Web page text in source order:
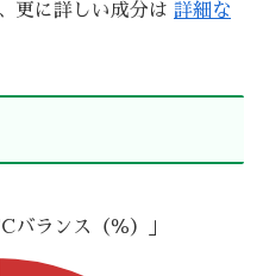
更に詳しい成分は 詳細な
バランス（％）」